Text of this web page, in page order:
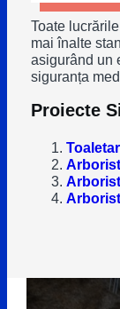
Toate
mai înalte
asigurând un
siguranța
Proiecte